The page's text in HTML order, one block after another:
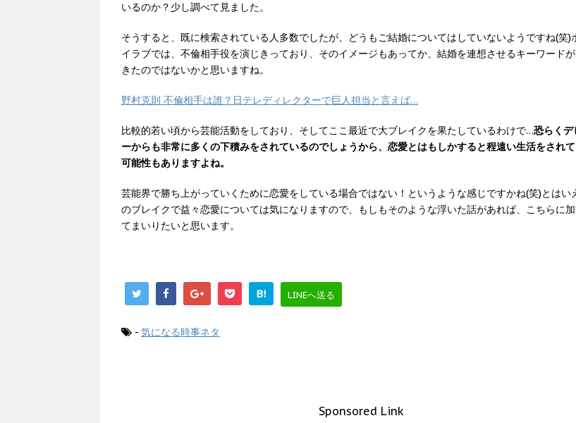
いるのか？少し調べて見ました。
そうすると、既に検索されている人多数でしたが、どうもご結婚についてはしていないようですね(笑)
イラブでは、不倫相手役を演じきっており、そのイメージもあってか、結婚を連想させるキーワード
きたのではないかと思いますね。
野村克則 不倫相手は誰？日テレディレクターで巨人担当と言えば…
比較的若い頃から芸能活動をしており、そしてここ最近で大ブレイクを果たしているわけで…恐らくデ
ーからも非常に多くの下積みをされているのでしょうから、恋愛とはもしかすると程遠い生活をされ
可能性もありますよね。
芸能界で勝ち上がっていくために恋愛をしている場合ではない！というような感じですかね(笑)とはい
のブレイクで益々恋愛については気になりますので、もしもそのような浮いた話があれば、こちらに
てまいりたいと思います。
B! LINEへ送る
- 気になる時事ネタ
Sponsored Link